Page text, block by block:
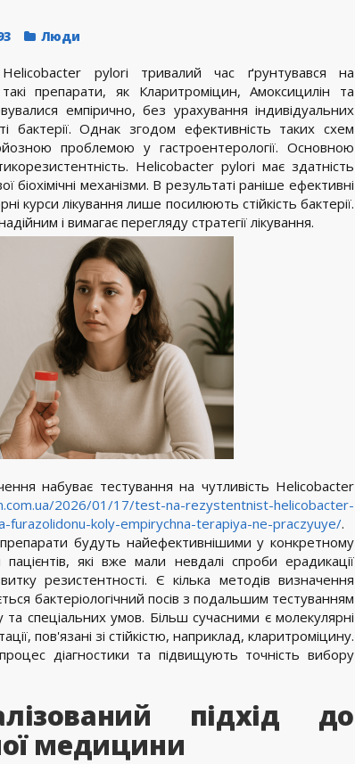
Люди
Helicobacter pylori тривалий час ґрунтувався на
препарати, як Кларитроміцин, Амоксицилін та
емпірично, без урахування індивідуальних
бактерії. Однак згодом ефективність таких схем
проблемою у гастроентерології. Основною
Helicobacter pylori має здатність
біохімічні механізми. В результаті раніше ефективні
курси лікування лише посилюють стійкість бактерії.
і вимагає перегляду стратегії лікування.
набуває тестування на чутливість Helicobacter
2026/01/17/test-na-rezystentnist-helicobacter-
furazolidonu-koly-empirychna-terapiya-ne-praczyuye/.
будуть найефективнішими у конкретному
які вже мали невдалі спроби ерадикації
резистентності. Є кілька методів визначення
бактеріологічний посів з подальшим тестуванням
та спеціальних умов. Більш сучасними є молекулярні
пов'язані зі стійкістю, наприклад, кларитроміцину.
діагностики та підвищують точність вибору
підхід до
медицини